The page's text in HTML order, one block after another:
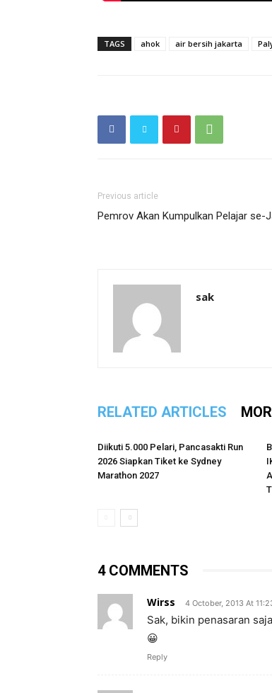
TAGS ahok air bersih jakarta
Previous article
Pemrov Akan Kumpulkan Pelajar se-
sak
RELATED ARTICLES
Diikuti 5.000 Pelari, Pancasakti Run
2026 Siapkan Tiket ke Sydney
Marathon 2027
4 COMMENTS
Wirss 4 October, 2013 At
Sak, bikin penasaran
😀
Reply